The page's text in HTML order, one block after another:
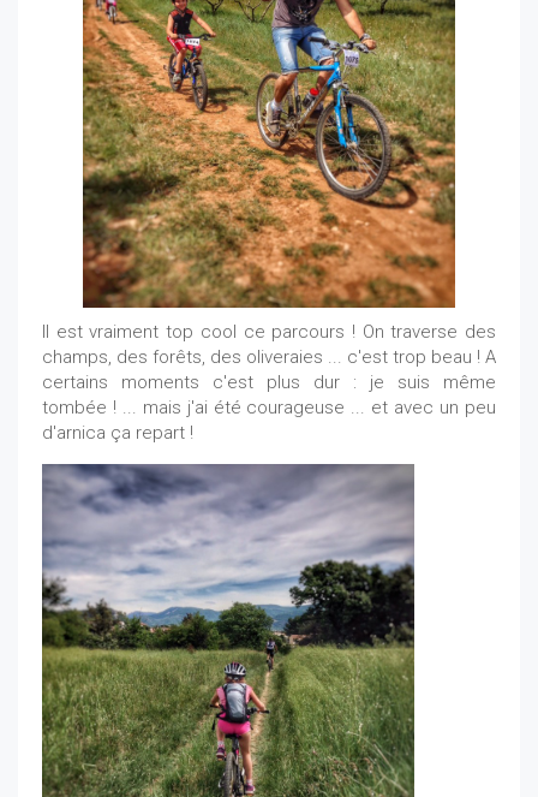
ll est vraiment top cool ce parcours ! On traverse des
champs, des forêts, des oliveraies ... c'est trop beau ! A
certains moments c'est plus dur : je suis même
tombée ! ... mais j'ai été courageuse ... et avec un peu
d'arnica ça repart !